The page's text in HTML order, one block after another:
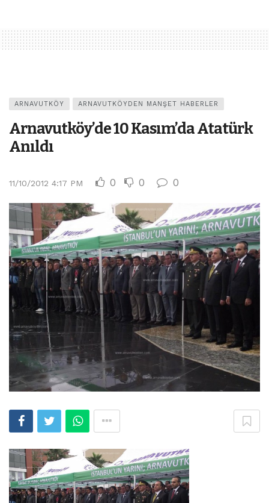
ARNAVUTKÖY ARNAVUTKÖYDEN MANŞET HABERLER
Arnavutköy’de 10 Kasım’da Atatürk
Anıldı
11/10/2012 4:17 PM 0 0 0